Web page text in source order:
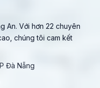
An. Với hơn 22 chuyên
chúng tôi cam kết
Đà Nẵng